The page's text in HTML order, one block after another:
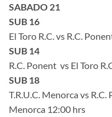
SABADO 21
SUB 16
El Toro R.C. vs R.C.
SUB 14
R.C. Ponent vs El Toro
SUB 18
T.R.U.C. Menorca vs
Menorca 12:00 hrs